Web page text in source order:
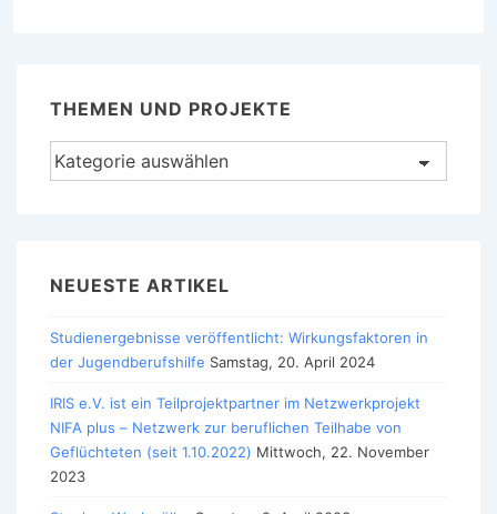
THEMEN UND PROJEKTE
Themen
und
NEUESTE ARTIKEL
Studienergebnisse veröffentlicht: Wirkungsfaktoren in
der Jugendberufshilfe Samstag, 20. April 2024
IRIS e.V. ist ein Teilprojektpartner im Netzwerkprojekt
NIFA plus – Netzwerk zur beruflichen Teilhabe von
Geflüchteten (seit 1.10.2022) Mittwoch, 22. November
2023